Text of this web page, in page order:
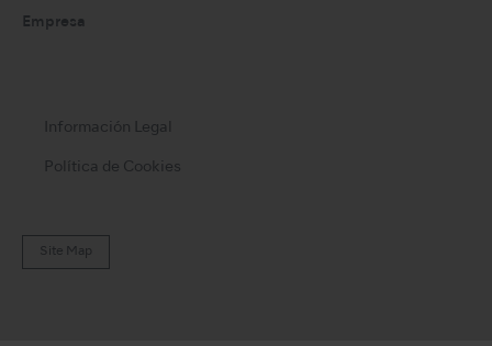
Empresa
Información Legal
Política de Cookies
Site Map